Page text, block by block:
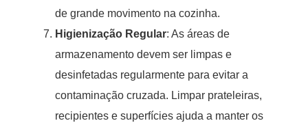
de grande movimento na cozinha.
Higienização Regular: As áreas de
armazenamento devem ser limpas e
desinfetadas regularmente para evitar a
contaminação cruzada. Limpar prateleiras,
recipientes e superfícies ajuda a manter os